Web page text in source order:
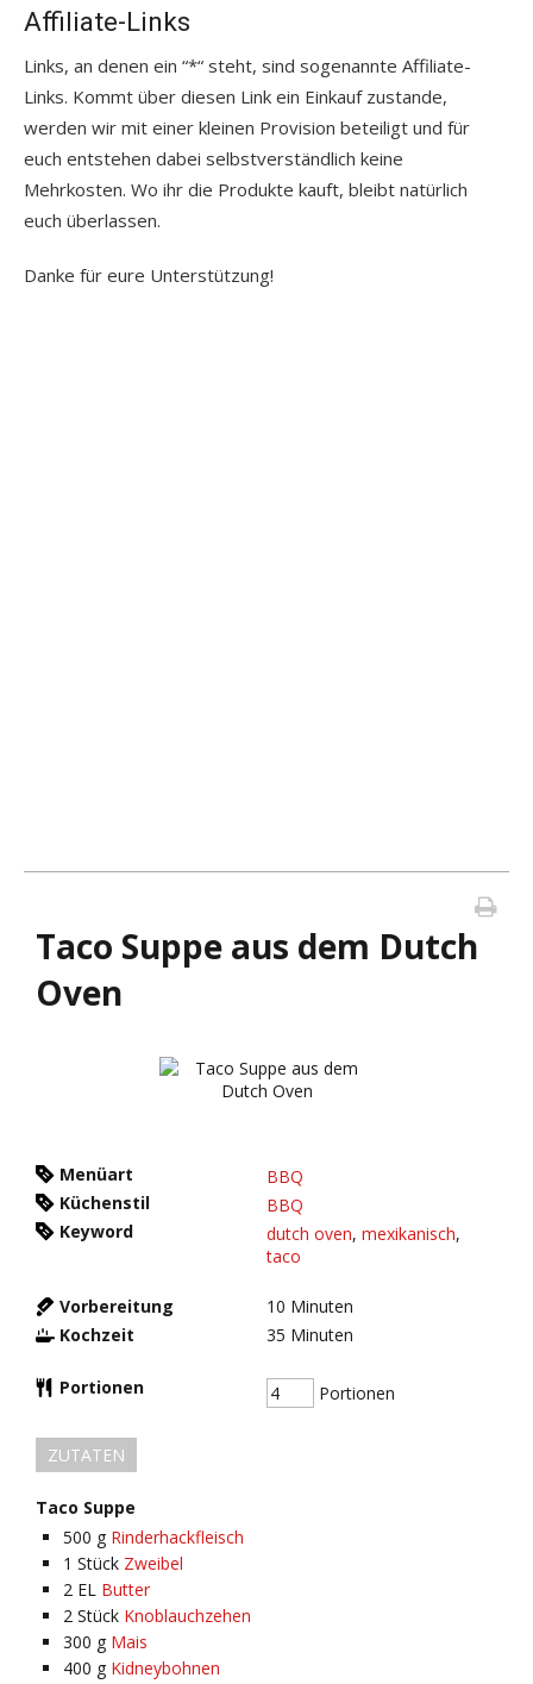
Affiliate-Links
Links, an denen ein “*“ steht, sind sogenannte Affiliate-
Links. Kommt über diesen Link ein Einkauf zustande,
werden wir mit einer kleinen Provision beteiligt und für
euch entstehen dabei selbstverständlich keine
Mehrkosten. Wo ihr die Produkte kauft, bleibt natürlich
euch überlassen.
Danke für eure Unterstützung!
Taco Suppe aus dem Dutch
Oven
Menüart
BBQ
Küchenstil
BBQ
Keyword
dutch oven, mexikanisch,
taco
Vorbereitung 10 Minuten
Kochzeit
35 Minuten
Portionen Portionen
ZUTATEN
Taco Suppe
500 g Rinderhackfleisch
1 Stück Zweibel
2 EL Butter
2 Stück Knoblauchzehen
300 g Mais
400 g Kidneybohnen